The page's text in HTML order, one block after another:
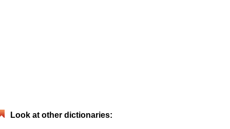
Look at other dictionaries: